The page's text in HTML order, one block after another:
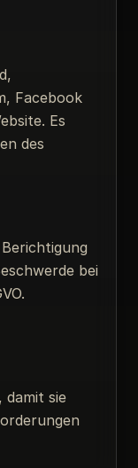
Facebook
Es
des
bei
damit sie